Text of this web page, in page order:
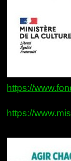
https://
https://